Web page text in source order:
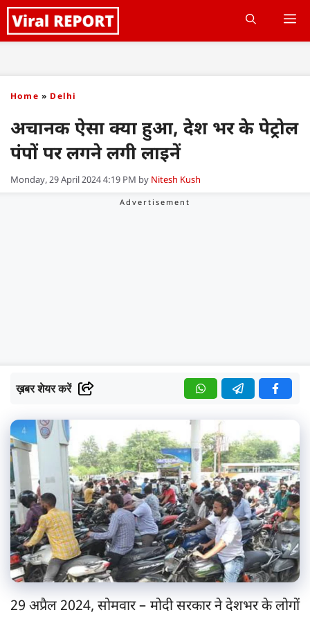
Skip
to
Home » Delhi
अचानक ऐसा क्या हुआ, देश भर के पेट्रोल
पंपों पर लगने लगी लाइनें
Monday, 29 April 2024 4:19 PM by Nitesh Kush
ख़बर शेयर करें
29 अप्रैल 2024, सोमवार – मोदी सरकार ने देशभर के लोगों